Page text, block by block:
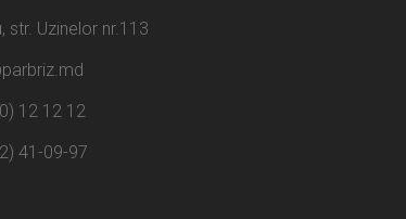
str. Uzinelor nr.113
12 12 12
41-09-97